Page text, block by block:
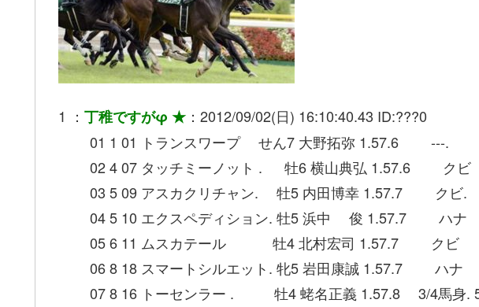
1 ： 丁稚ですがφ ★ ：2012/09/02(日) 16:10:40.43 ID:???0
01 1 01 トランスワープ せん7 大野拓弥 1.57.6 ---.
02 4 07 タッチミーノット . 牡6 横山典弘 1.57.6 ク
03 5 09 アスカクリチャン. 牡5 内田博幸 1.57.7 クビ.
04 5 10 エクスペディション. 牡5 浜中 俊 1.57.7 ハ
05 6 11 ムスカテール 牡4 北村宏司 1.57.7 クビ
06 8 18 スマートシルエット. 牝5 岩田康誠 1.57.7 ハナ
07 8 16 トーセンラー . 牡4 蛯名正義 1.57.8 3/4馬身.